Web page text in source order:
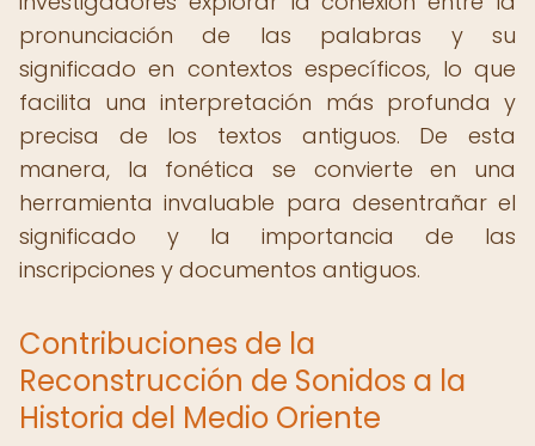
pronunciación de las palabras y su
significado en contextos específicos, lo que
facilita una interpretación más profunda y
precisa de los textos antiguos. De esta
manera, la fonética se convierte en una
herramienta invaluable para desentrañar el
significado y la importancia de las
inscripciones y documentos antiguos.
Contribuciones de la
Reconstrucción de Sonidos a la
Historia del Medio Oriente